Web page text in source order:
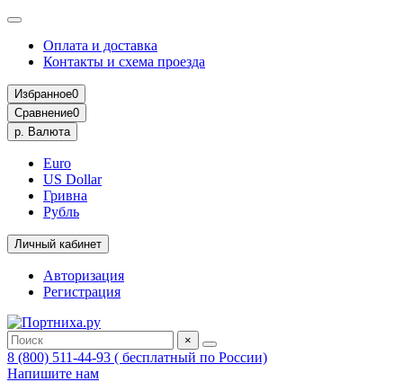
Оплата и доставка
Контакты и схема проезда
Избранное0
Сравнение0
р. Валюта
Euro
US Dollar
Гривна
Рубль
Личный кабинет
Авторизация
Регистрация
×
8 (800) 511-44-93 ( бесплатный по России)
Напишите нам